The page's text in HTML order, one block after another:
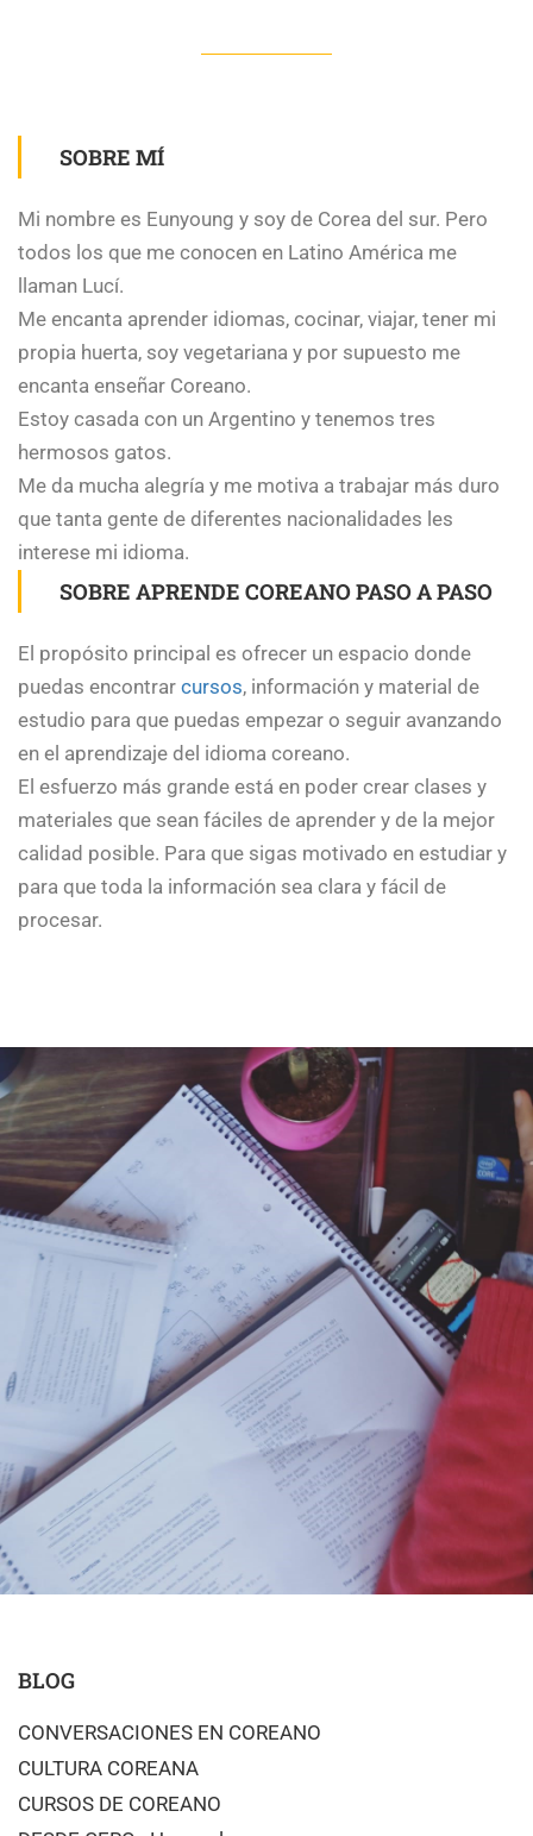
SOBRE MÍ
Mi nombre es Eunyoung y soy de Corea del sur. Pero
todos los que me conocen en Latino América me
llaman Lucí.
Me encanta aprender idiomas, cocinar, viajar, tener mi
propia huerta, soy vegetariana y por supuesto me
encanta enseñar Coreano.
Estoy casada con un Argentino y tenemos tres
hermosos gatos.
Me da mucha alegría y me motiva a trabajar más duro
que tanta gente de diferentes nacionalidades les
interese mi idioma.
SOBRE APRENDE COREANO PASO A PASO
El propósito principal es ofrecer un espacio donde
puedas encontrar cursos, información y material de
estudio para que puedas empezar o seguir avanzando
en el aprendizaje del idioma coreano.
El esfuerzo más grande está en poder crear clases y
materiales que sean fáciles de aprender y de la mejor
calidad posible. Para que sigas motivado en estudiar y
para que toda la información sea clara y fácil de
procesar.
BLOG
CONVERSACIONES EN COREANO
CULTURA COREANA
CURSOS DE COREANO